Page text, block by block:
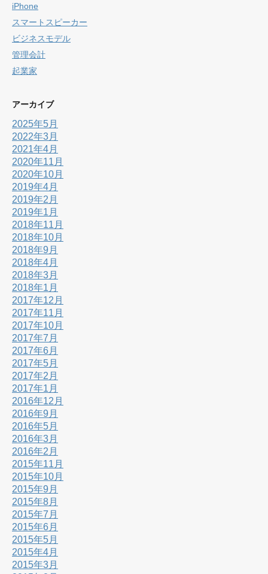
iPhone
スマートスピーカー
ビジネスモデル
管理会計
起業家
アーカイブ
2025年5月
2022年3月
2021年4月
2020年11月
2020年10月
2019年4月
2019年2月
2019年1月
2018年11月
2018年10月
2018年9月
2018年4月
2018年3月
2018年1月
2017年12月
2017年11月
2017年10月
2017年7月
2017年6月
2017年5月
2017年2月
2017年1月
2016年12月
2016年9月
2016年5月
2016年3月
2016年2月
2015年11月
2015年10月
2015年9月
2015年8月
2015年7月
2015年6月
2015年5月
2015年4月
2015年3月